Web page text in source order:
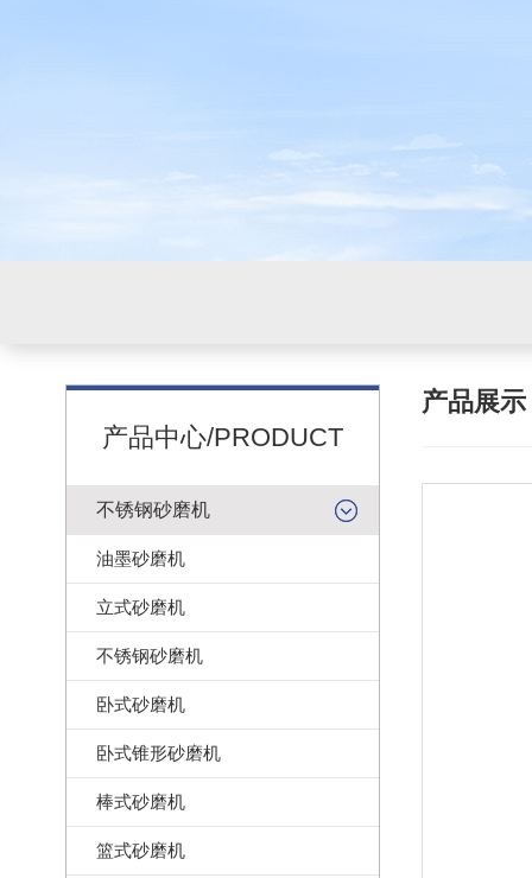
产品中心/PRODUCT
不锈钢砂磨机
油墨砂磨机
立式砂磨机
不锈钢砂磨机
卧式砂磨机
卧式锥形砂磨机
棒式砂磨机
篮式砂磨机
产品展示